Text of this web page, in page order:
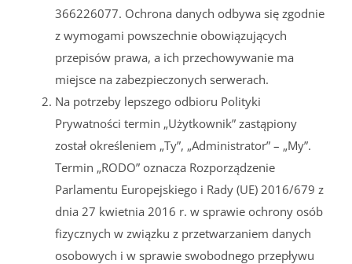
366226077. Ochrona danych odbywa się zgodnie
z wymogami powszechnie obowiązujących
przepisów prawa, a ich przechowywanie ma
miejsce na zabezpieczonych serwerach.
Na potrzeby lepszego odbioru Polityki
Prywatności termin „Użytkownik” zastąpiony
został określeniem „Ty”, „Administrator” – „My”.
Termin „RODO” oznacza Rozporządzenie
Parlamentu Europejskiego i Rady (UE) 2016/679 z
dnia 27 kwietnia 2016 r. w sprawie ochrony osób
fizycznych w związku z przetwarzaniem danych
osobowych i w sprawie swobodnego przepływu